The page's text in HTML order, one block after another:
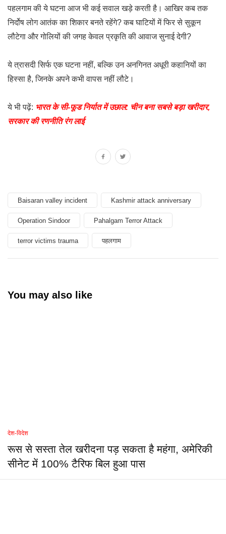
पहलगाम की ये घटना आज भी कई सवाल खड़े करती है। आखिर कब तक
निर्दोष लोग आतंक का शिकार बनते रहेंगे? कब घाटियों में फिर से सुकून
लौटेगा और गोलियों की जगह केवल प्रकृति की आवाज सुनाई देगी?
ये त्रासदी सिर्फ एक घटना नहीं, बल्कि उन अनगिनत अधूरी कहानियों का
हिस्सा है, जिनके अपने कभी वापस नहीं लौटे।
ये भी पढ़ें: भारत के सी-फूड निर्यात में उछाल: चीन बना सबसे बड़ा खरीदार,
सरकार की रणनीति रंग लाई
Baisaran valley incident Kashmir attack anniversary
Operation Sindoor Pahalgam Terror Attack
terror victims trauma पहलगाम
You may also like
देश-विदेश
रूस से सस्ता तेल खरीदना पड़ सकता है महंगा, अमेरिकी
सीनेट में 100% टैरिफ बिल हुआ पास